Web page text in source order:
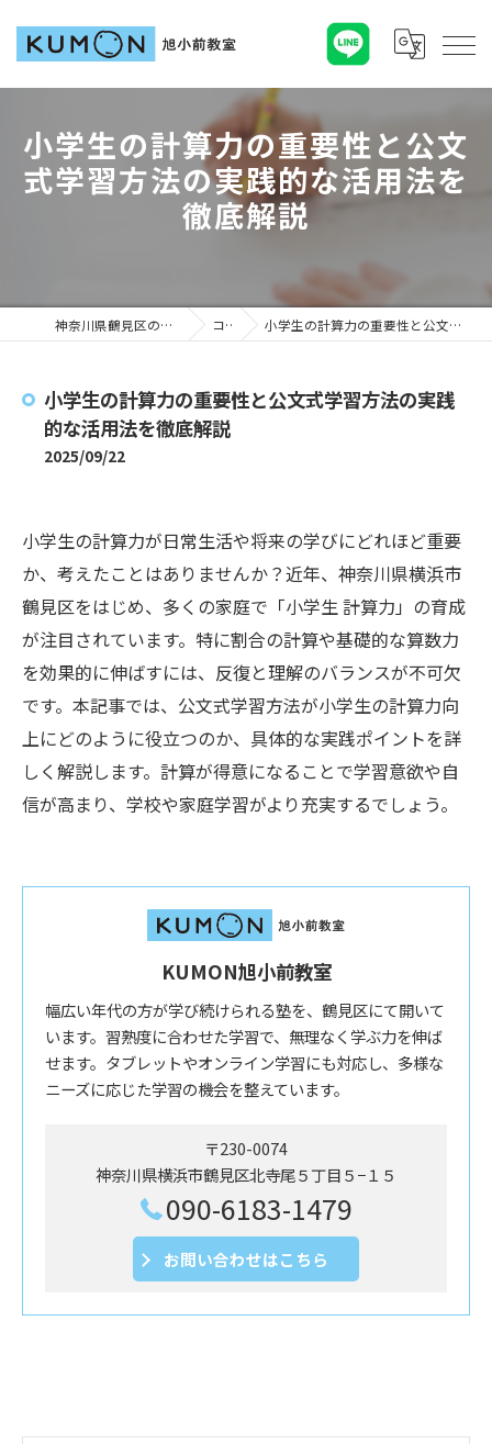
小学生の計算力の重要性と公文
式学習方法の実践的な活用法を
徹底解説
神奈川県鶴見区の塾ならKUMON旭小前教室 コラム 小学生の計算力の重要性と公文式学習方法の実践的な活用法を徹底解説
小学生の計算力の重要性と公文式学習方法の実践
的な活用法を徹底解説
2025/09/22
小学生の計算力が日常生活や将来の学びにどれほど重要
か、考えたことはありませんか？近年、神奈川県横浜市
鶴見区をはじめ、多くの家庭で「小学生 計算力」の育成
が注目されています。特に割合の計算や基礎的な算数力
を効果的に伸ばすには、反復と理解のバランスが不可欠
です。本記事では、公文式学習方法が小学生の計算力向
上にどのように役立つのか、具体的な実践ポイントを詳
しく解説します。計算が得意になることで学習意欲や自
信が高まり、学校や家庭学習がより充実するでしょう。
KUMON旭小前教室
幅広い年代の方が学び続けられる塾を、鶴見区にて開いて
います。習熟度に合わせた学習で、無理なく学ぶ力を伸ば
せます。タブレットやオンライン学習にも対応し、多様な
ニーズに応じた学習の機会を整えています。
〒230-0074
神奈川県横浜市鶴見区北寺尾５丁目５−１５
090-6183-1479
お問い合わせはこちら